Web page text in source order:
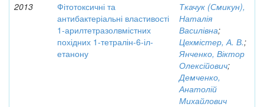
2013
Фітотоксичні та
антибактеріальні властивості
1-арилтетразолвмістних
похідних 1-тетралін-6-іл-
етанону
Ткачук (Смикун),
Наталія
Василівна;
Цехмістер, А. В.;
Янченко, Віктор
Олексійович;
Демченко,
Анатолій
Михайлович